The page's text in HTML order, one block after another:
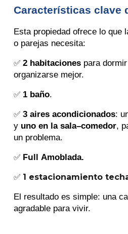
Características clave
Esta propiedad ofrece lo que
o parejas necesita:
✅2 habitaciones para
organizarse mejor.
✅ 1 baño.
✅3 aires acondicionados:
y uno en la sala–comedor,
un problema.
✅ FullAmoblada.
✅ 1 estacionamiento
El resultado es simple: una
agradable para vivir.